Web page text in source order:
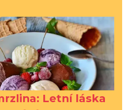
Letní láska